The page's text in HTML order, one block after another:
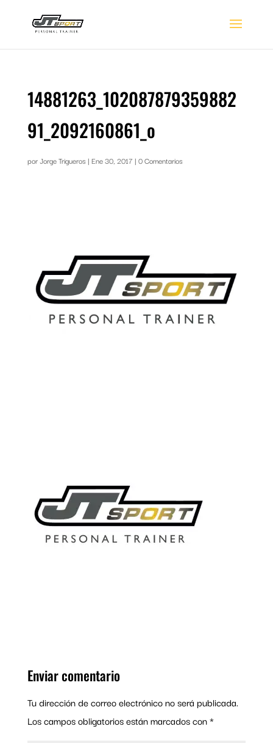
14881263_102087879359882
91_2092160861_o
porJorge Trigueros | Ene 30, 2017 | 0 Comentarios
Enviar comentario
Tu dirección de correo electrónico no será publicada.
Los campos obligatorios están marcados con*